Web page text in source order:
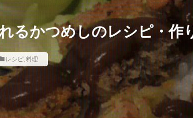
るかつめしのレシピ・作
レシピ, 料理